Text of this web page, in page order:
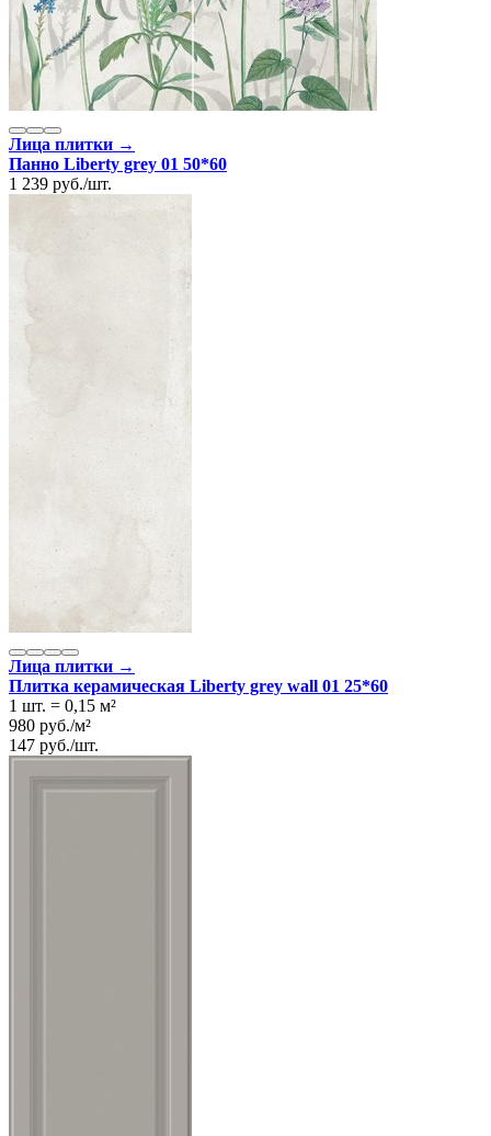
Лица плитки →
Панно Liberty grey 01 50*60
1 239 руб./шт.
Лица плитки →
Плитка керамическая Liberty grey wall 01 25*60
1 шт. = 0,15 м²
980 руб./м²
147 руб./шт.